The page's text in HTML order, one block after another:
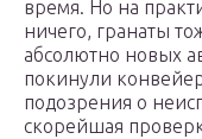
время. Но на
ничего, гранаты
абсолютно новых
покинули
подозрения о
скорейшая